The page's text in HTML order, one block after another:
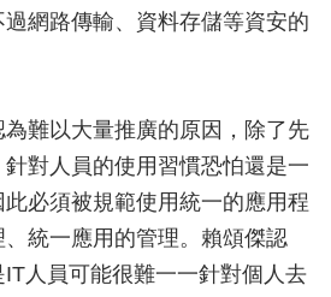
網路傳輸、資料存儲等資安的
難以大量推廣的原因，除了先
對人員的使用習慣恐怕還是一
必須被規範使用統一的應用程
統一應用的管理。賴頌傑認
人員可能很難一一針對個人去